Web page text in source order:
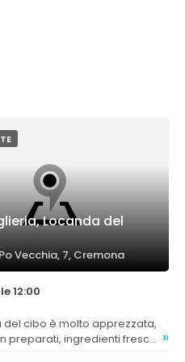
Locanda del
Vecchia, 7, Cremona
12:00
preparati, ingredienti freschi »